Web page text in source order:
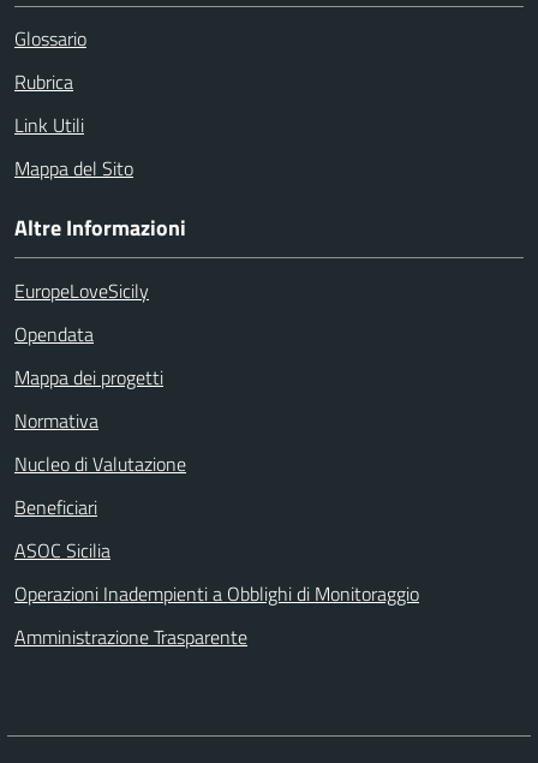
Glossario
Rubrica
Link Utili
Mappa del Sito
Altre Informazioni
EuropeLoveSicily
Opendata
Mappa dei progetti
Normativa
Nucleo di Valutazione
Beneficiari
ASOC Sicilia
Operazioni Inadempienti a Obblighi di Monitoraggio
Amministrazione Trasparente